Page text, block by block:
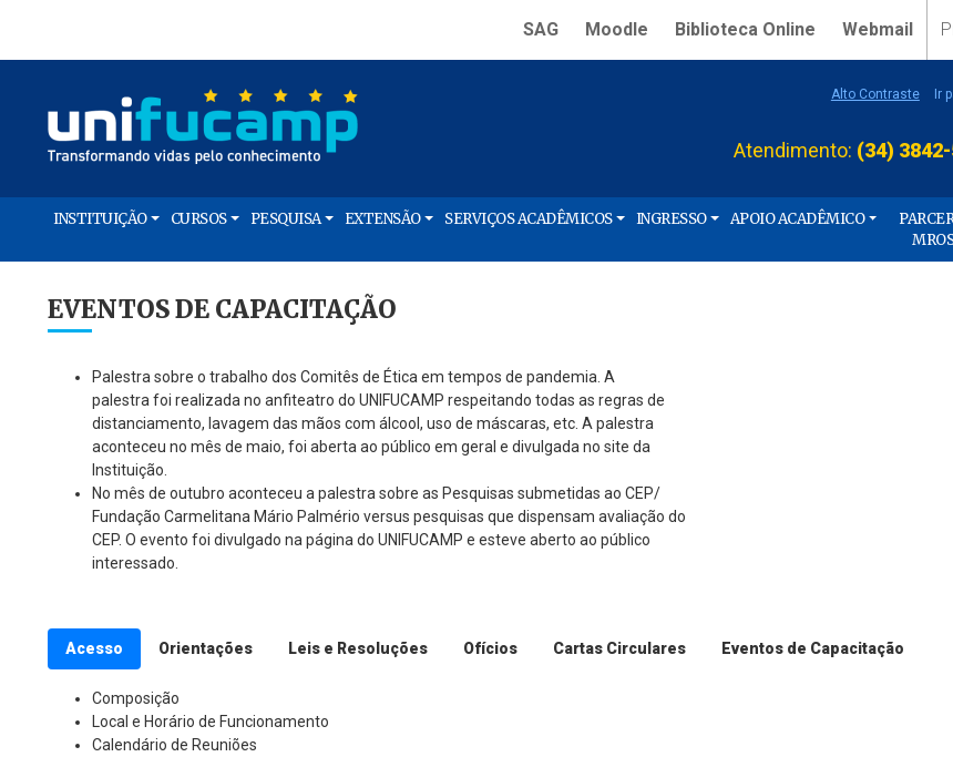
SAG Moodle Biblioteca Online Webmail
Alto Contraste Ir
Atendimento: (34)
INSTITUIÇÃO CURSOS PESQUISA EXTENSÃO SERVIÇOS ACADÊMICOS INGRESSO APOIO ACADÊMICO
EVENTOS DE CAPACITAÇÃO
Palestra sobre o trabalho dos Comitês de Ética em tempos de pandemia. A
palestra foi realizada no anfiteatro do UNIFUCAMP respeitando todas as regras de
distanciamento, lavagem das mãos com álcool, uso de máscaras, etc. A palestra
aconteceu no mês de maio, foi aberta ao público em geral e divulgada no site da
Instituição.
No mês de outubro aconteceu a palestra sobre as Pesquisas submetidas ao CEP/
Fundação Carmelitana Mário Palmério versus pesquisas que dispensam avaliação do
CEP. O evento foi divulgado na página do UNIFUCAMP e esteve aberto ao público
interessado.
Acesso Orientações Leis e Resoluções Ofícios Cartas Circulares Eventos de Capacitação
Composição
Local e Horário de Funcionamento
Calendário de Reuniões